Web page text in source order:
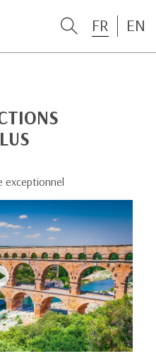
FR EN
exceptionnel